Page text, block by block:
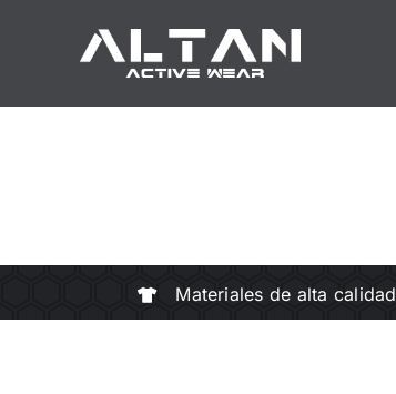
Materiales de alta calidad